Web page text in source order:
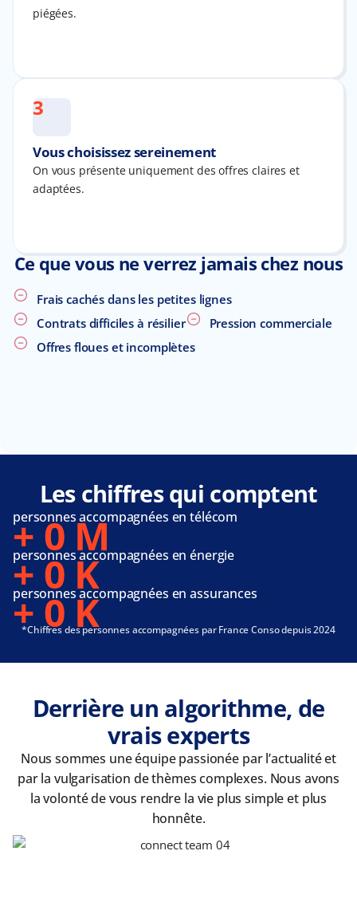
piégées.
3
Vous choisissez sereinement
On vous présente uniquement des offres claires et
adaptées.
Ce que vous ne verrez jamais chez nous
Frais cachés dans les petites lignes
Contrats difficiles à résilier
Pression commerciale
Offres floues et incomplètes
Les chiffres qui comptent
personnes accompagnées en télécom
+0M
personnes accompagnées en énergie
+0K
personnes accompagnées en assurances
+0K
*Chiffres des personnes accompagnées par France Conso depuis 2024
Derrière un algorithme, de
vrais experts
Nous sommes une équipe passionée par l’actualité et
par la vulgarisation de thèmes complexes. Nous avons
la volonté de vous rendre la vie plus simple et plus
honnête.